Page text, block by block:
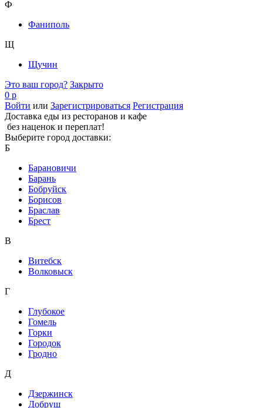
Ф
Фаниполь
Щ
Щучин
Это ваш город? Закрыто
0 р
Войти или Зарегистрироваться Регистрация
Доставка еды из ресторанов и кафе
без наценок и переплат!
Выберите город доставки:
Б
Барановичи
Барань
Бобруйск
Борисов
Браслав
Брест
В
Витебск
Волковыск
Г
Глубокое
Гомель
Горки
Городок
Гродно
Д
Дзержинск
Добруш